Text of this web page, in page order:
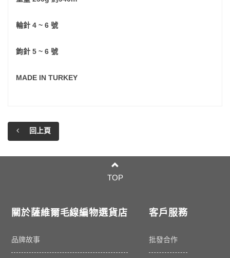
輪針 4 ~ 6 號
鉤針 5 ~ 6 號
MADE IN TURKEY
回上頁
TOP
關於薩維爾毛線編物選貨店
品牌故事
客戶服務
批發合作